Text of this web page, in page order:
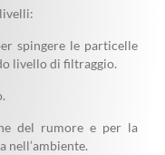
le particelle
livello di filtraggio.
rumore e per la
nell’ambiente.